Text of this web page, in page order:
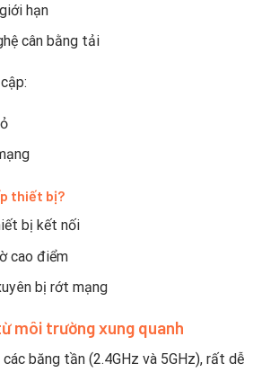
hạn
cân bằng tải
thiết bị?
bị kết nối
cao điểm
bị rớt mạng
môi trường xung quanh
băng tần (2.4GHz và 5GHz), rất dễ